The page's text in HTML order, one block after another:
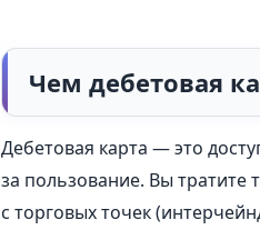
Чем дебетовая
Дебетовая карта — это
за пользование. Вы тратите
с торговых точек